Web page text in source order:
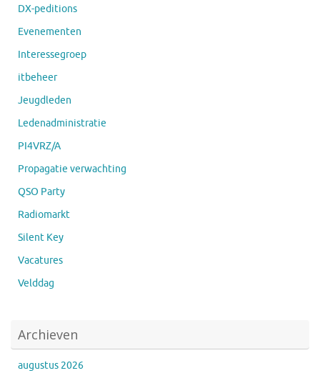
DX-peditions
Evenementen
Interessegroep
itbeheer
Jeugdleden
Ledenadministratie
PI4VRZ/A
Propagatie verwachting
QSO Party
Radiomarkt
Silent Key
Vacatures
Velddag
Archieven
augustus 2026